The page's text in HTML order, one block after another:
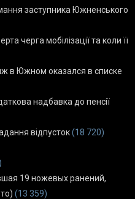
заступника Южненського
черга мобілізації та коли її
в Южном оказался в списке
надбавка до пенсії
відпусток(18 720)
19 ножевых ранений,
(13 359)